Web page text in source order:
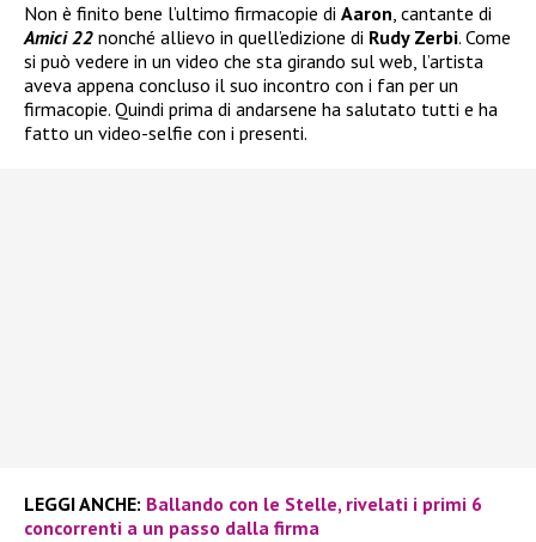
Non è finito bene l’ultimo firmacopie di Aaron, cantante di
Amici 22 nonché allievo in quell’edizione di Rudy Zerbi. Come
si può vedere in un video che sta girando sul web, l’artista
aveva appena concluso il suo incontro con i fan per un
firmacopie. Quindi prima di andarsene ha salutato tutti e ha
fatto un video-selfie con i presenti.
LEGGI ANCHE: Ballando con le Stelle, rivelati i primi 6
concorrenti a un passo dalla firma